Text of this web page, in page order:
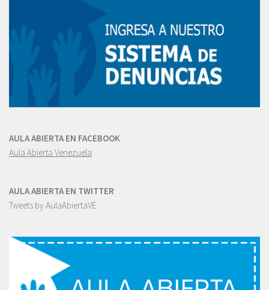
AULA ABIERTA EN FACEBOOK
Aula Abierta Venezuela
AULA ABIERTA EN TWITTER
Tweets by AulaAbiertaVE